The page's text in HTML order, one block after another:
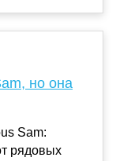
но она
Sam:
рядовых